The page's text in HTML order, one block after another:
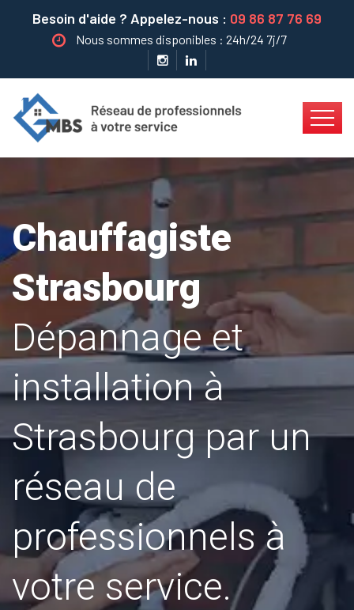
Besoin d'aide ? Appelez-nous : 09 86 87 76 69
Nous sommes disponibles : 24h/24 7j/7
Chauffagiste
Strasbourg
Dépannage et
installation à
Strasbourg par un
réseau de
professionnels à
votre service.